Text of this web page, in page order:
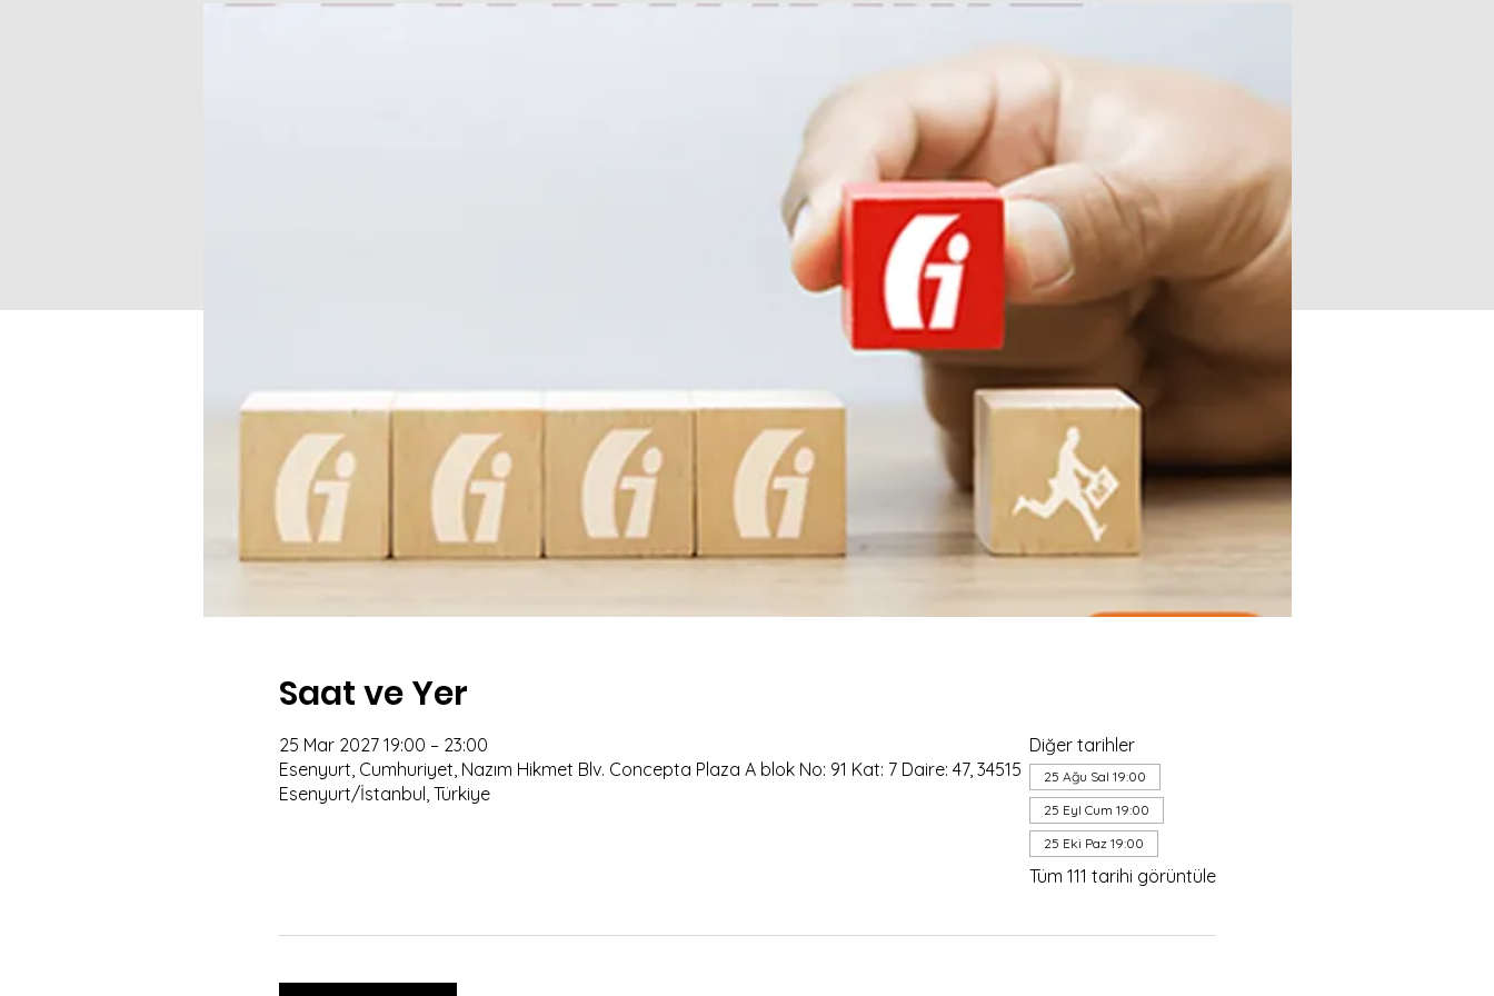
Saat ve Yer
25 Mar 2027 19:00 – 23:00
Esenyurt, Cumhuriyet, Nazım Hikmet Blv. Concepta Plaza A blok No: 91 Kat: 7 Daire: 47, 34515
Esenyurt/İstanbul, Türkiye
Diğer tarihler
25 Ağu Sal 19:00
25 Eyl Cum 19:00
25 Eki Paz 19:00
Tüm 111 tarihi görüntüle